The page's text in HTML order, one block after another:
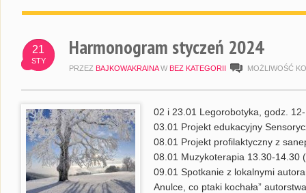
21
STY
Harmonogram styczeń 2024
PRZEZ BAJKOWAKRAINA W BEZ KATEGORII MOŻLIWOŚĆ
02 i 23.01 Legorobotyka, godz.
03.01 Projekt edukacyjny
08.01 Projekt profilaktyczny z
08.01 Muzykoterapia 13.30-14.30
09.01 Spotkanie z lokalnymi
Anulce, co ptaki kochała”